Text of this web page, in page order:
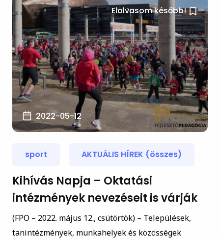
Elolvasom később!
2022-05-12
sport AKTUÁLIS HÍREK (összes)
Kihívás Napja – Oktatási
intézmények nevezéseit is várják
(FPO – 2022. május 12., csütörtök) – Települések,
tanintézmények, munkahelyek és közösségek